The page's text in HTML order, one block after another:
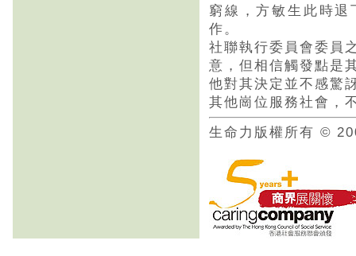
窮線，方敏生此時
作。
社聯執行委員會委員
意，但相信觸發點是
他對其決定並不感驚
其他崗位服務社會，
生命力版權所有 ©